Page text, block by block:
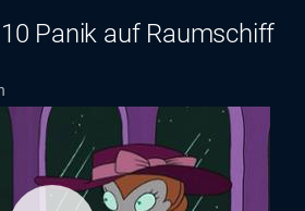
Panik auf Raumschiff